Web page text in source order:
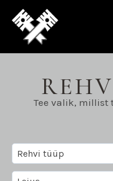
Tee valik, millist